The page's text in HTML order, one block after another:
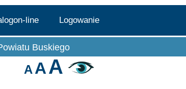
line Logowanie
Buskiego
AAA